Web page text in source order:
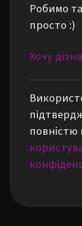
Робимо
просто :)
Хочу
повністю